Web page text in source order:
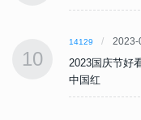
10
14129 2023-
2023国庆节好
中国红